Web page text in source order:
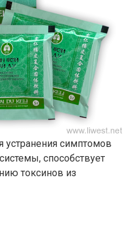
устранения симптомов
способствует
токсинов из